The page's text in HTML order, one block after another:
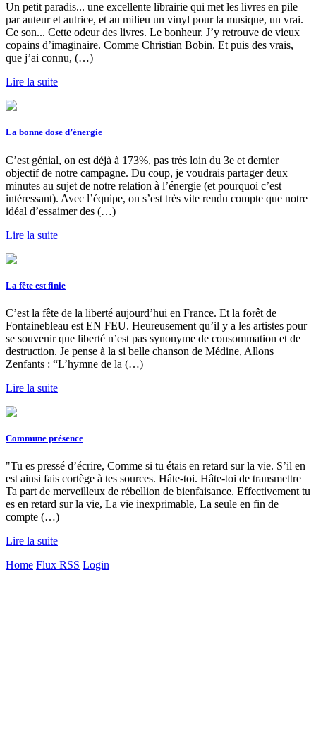
Un petit paradis... une excellente librairie qui met les livres en pile
par auteur et autrice, et au milieu un vinyl pour la musique, un vrai.
Ce son... Cette odeur des livres. Le bonheur. J’y retrouve de vieux
copains d’imaginaire. Comme Christian Bobin. Et puis des vrais,
que j’ai connu, (…)
Lire la suite
La bonne dose d’énergie
C’est génial, on est déjà à 173%, pas très loin du 3e et dernier
objectif de notre campagne. Du coup, je voudrais partager deux
minutes au sujet de notre relation à l’énergie (et pourquoi c’est
intéressant). Avec l’équipe, on s’est très vite rendu compte que notre
idéal d’essaimer des (…)
Lire la suite
La fête est finie
C’est la fête de la liberté aujourd’hui en France. Et la forêt de
Fontainebleau est EN FEU. Heureusement qu’il y a les artistes pour
se souvenir que liberté n’est pas synonyme de consommation et de
destruction. Je pense à la si belle chanson de Médine, Allons
Zenfants : “L’hymne de la (…)
Lire la suite
Commune présence
"Tu es pressé d’écrire, Comme si tu étais en retard sur la vie. S’il en
est ainsi fais cortège à tes sources. Hâte-toi. Hâte-toi de transmettre
Ta part de merveilleux de rébellion de bienfaisance. Effectivement tu
es en retard sur la vie, La vie inexprimable, La seule en fin de
compte (…)
Lire la suite
Home Flux RSS Login